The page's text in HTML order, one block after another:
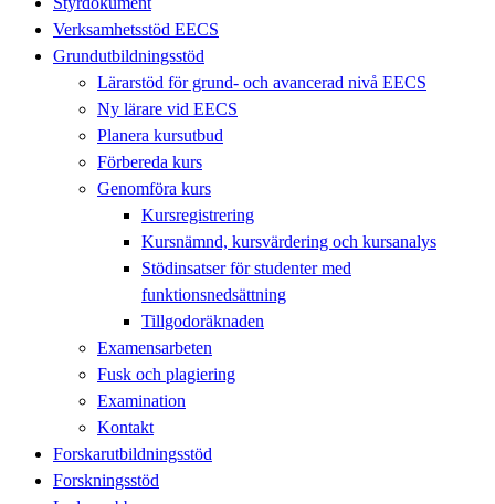
Verksamhetsstöd EECS
Grundutbildningsstöd
Lärarstöd för grund- och avancerad nivå EECS
Ny lärare vid EECS
Planera kursutbud
Förbereda kurs
Genomföra kurs
Kursregistrering
Kursnämnd, kursvärdering och kursanalys
Stödinsatser för studenter med
funktionsnedsättning
Tillgodoräknaden
Examensarbeten
Fusk och plagiering
Examination
Kontakt
Forskarutbildningsstöd
Forskningsstöd